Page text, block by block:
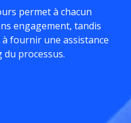
permet à chacun
engagement, tandis
fournir une assistance
processus.